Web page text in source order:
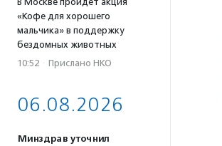
«Кофе для хорошего
мальчика» в поддержку
бездомных животных
10:52 · Прислано НКО
06.08.2026
Минздрав уточнил